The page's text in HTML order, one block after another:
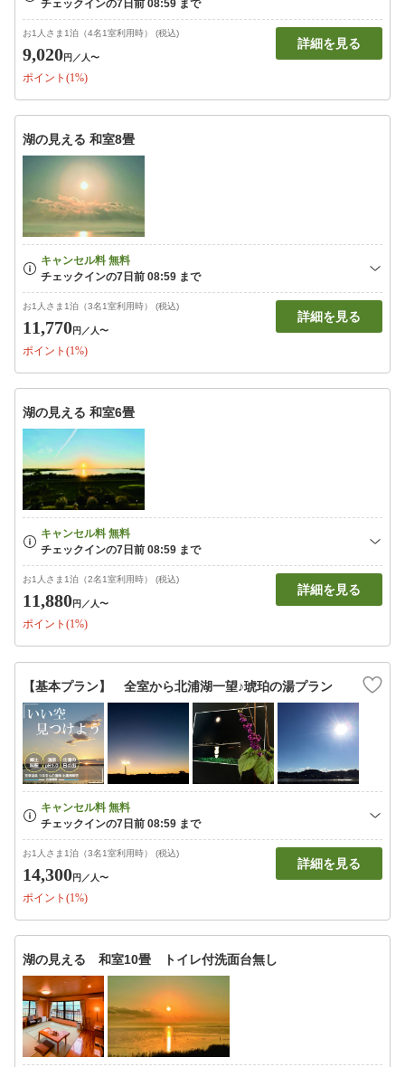
お1人さま1泊（4名1室利用時） (税込)
9,020円 ／人〜
ポイント(1%)
詳細を見る
湖の見える 和室8畳
お1人さま1泊（3名1室利用時） (税込)
11,770円 ／人〜
ポイント(1%)
詳細を見る
湖の見える 和室6畳
お1人さま1泊（2名1室利用時） (税込)
11,880円 ／人〜
ポイント(1%)
詳細を見る
【基本プラン】 全室から北浦湖一望♪琥珀の湯プラン
お1人さま1泊（3名1室利用時） (税込)
14,300円 ／人〜
ポイント(1%)
詳細を見る
湖の見える 和室10畳 トイレ付洗面台無し